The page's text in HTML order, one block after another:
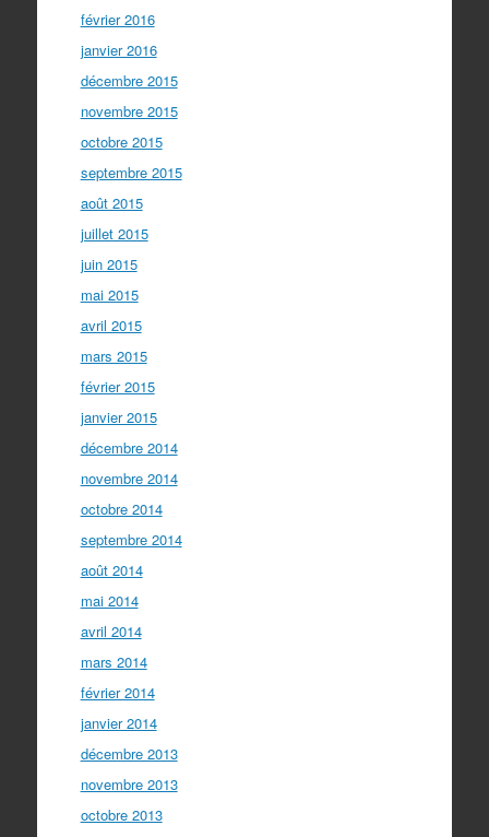
février 2016
janvier 2016
décembre 2015
novembre 2015
octobre 2015
septembre 2015
août 2015
juillet 2015
juin 2015
mai 2015
avril 2015
mars 2015
février 2015
janvier 2015
décembre 2014
novembre 2014
octobre 2014
septembre 2014
août 2014
mai 2014
avril 2014
mars 2014
février 2014
janvier 2014
décembre 2013
novembre 2013
octobre 2013